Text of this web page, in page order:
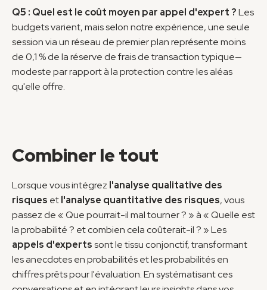
Q5 : Quel est le coût moyen par appel d'expert ? Les
budgets varient, mais selon notre expérience, une seule
session via un réseau de premier plan représente moins
de 0,1 % de la réserve de frais de transaction typique—
modeste par rapport à la protection contre les aléas
qu'elle offre.
Combiner le tout
Lorsque vous intégrez l'analyse qualitative des
risques et l'analyse quantitative des risques, vous
passez de « Que pourrait-il mal tourner ? » à « Quelle est
appels d'experts sont le tissu conjonctif, transformant
les anecdotes en probabilités et les probabilités en
chiffres prêts pour l'évaluation. En systématisant ces